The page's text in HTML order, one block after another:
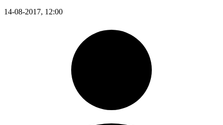
14-08-2017, 12:00